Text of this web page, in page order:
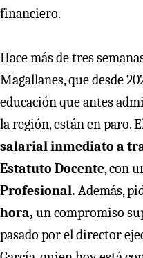
financiero.
Hace más de tres
Magallanes, que desde
educación que antes
la región, están en paro.
salarial inmediato a
Estatuto Docente, con
Profesional. Además,
hora, un compromiso
pasado por el director